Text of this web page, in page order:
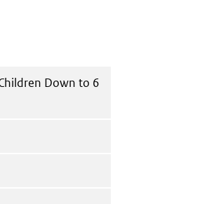
Down to 6